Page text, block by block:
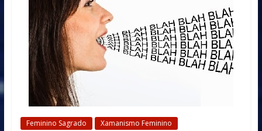
Feminino Sagrado Xamanismo Feminino